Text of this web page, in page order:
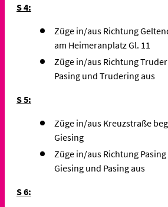
S 4:
Züge in/aus Richtung
am Heimeranplatz Gl. 11
Züge in/aus Richtung
Pasing und Trudering aus
S 5:
Züge in/aus Kreuzstraße
Giesing
Züge in/aus Richtung
Giesing und Pasing aus
S 6: